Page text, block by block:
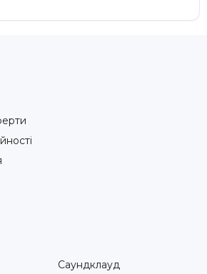
Саундклауд